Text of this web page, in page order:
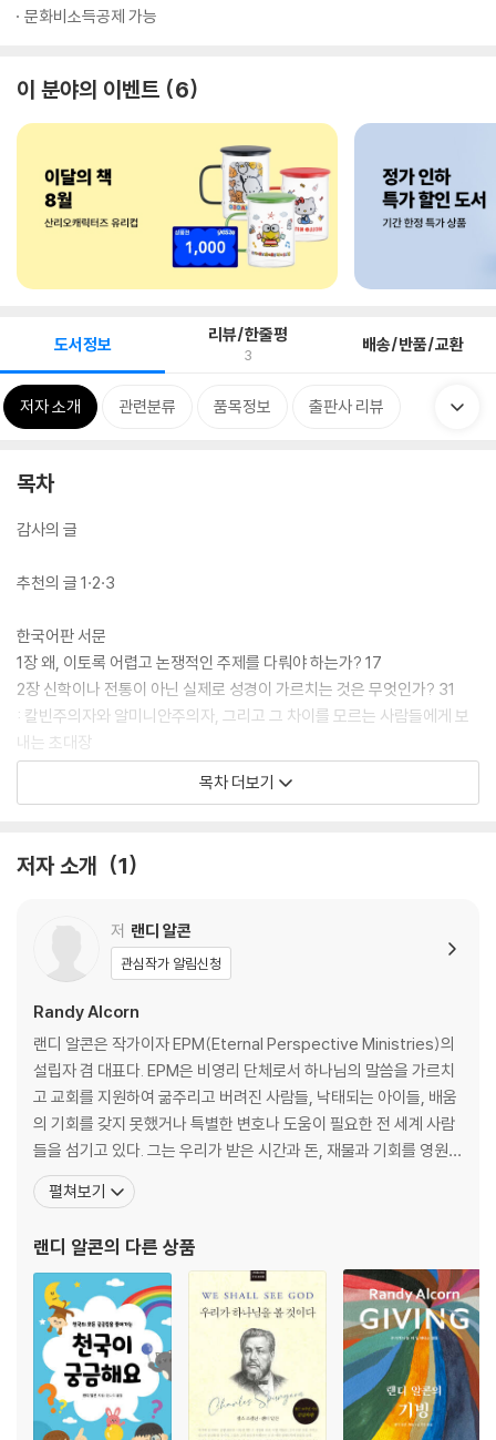
문화비소득공제 가능
이 분야의 이벤트 6
도서정보 리뷰/한줄평
3 배송/반품/교환
저자 소개 관련분류 품목정보 출판사 리뷰
목차
감사의 글
추천의 글 1·2·3
한국어판 서문
1장 왜, 이토록 어렵고 논쟁적인 주제를 다뤄야 하는가? 17
2장 신학이나 전통이 아닌 실제로 성경이 가르치는 것은 무엇인가? 31
: 칼빈주의자와 알미니안주의자, 그리고 그 차이를 모르는 사람들에게 보
내는 초대장
3장 하나님은 주권자이시다 71
4장 인간은 자유 의지로 의미 있는 선택을 한다 97
: 개방적 유신론에 대한 고찰
8장 하나님의 주권과 인간의 선택은 조화롭게 역사한다 243
9장 불변의 진리가 담긴 ‘유산’을 상속하라 283
10장 모든 선택을 유익하도록 직조하시는 하나님을 신뢰하라 307
11장 인간의 선택을 허락하신 주권자 하나님의 손을 잡으라 335
: 하나님의 주권, 인간의 선택, 칼빈주의, 알미니안주의에 대한 결론적 고
부록 _ 하나님과의 아름다운 동행을 위한 질문과 적용
목차 더보기
저자 소개 1
저 랜디 알콘
관심작가 알림신청
Randy Alcorn
랜디 알콘은 작가이자 EPM(Eternal Perspective Ministries)의
설립자 겸 대표다. EPM은 비영리 단체로서 하나님의 말씀을 가르치
고 교회를 지원하여 굶주리고 버려진 사람들, 낙태되는 아이들, 배움
의 기회를 갖지 못했거나 특별한 변호나 도움이 필요한 전 세계 사람
들을 섬기고 있다. 그는 우리가 받은 시간과 돈, 재물과 기회를 영원의
관점에서 사용할 것을 도전하면서 동시에 가난한 이들을 돌보는 사역
에 집중적으로 투자하라고 설득한다. 그는 오늘날 기독교 진리에 담
로써 이 일을 이루어가고 있
펼쳐보기
랜디 알콘의 다른 상품